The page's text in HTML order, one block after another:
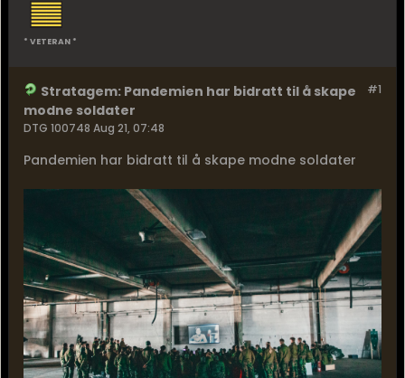
* VETERAN *
#1
Stratagem: Pandemien har bidratt til å skape
modne soldater
DTG 100748 Aug 21, 07:48
Pandemien har bidratt til å skape modne soldater